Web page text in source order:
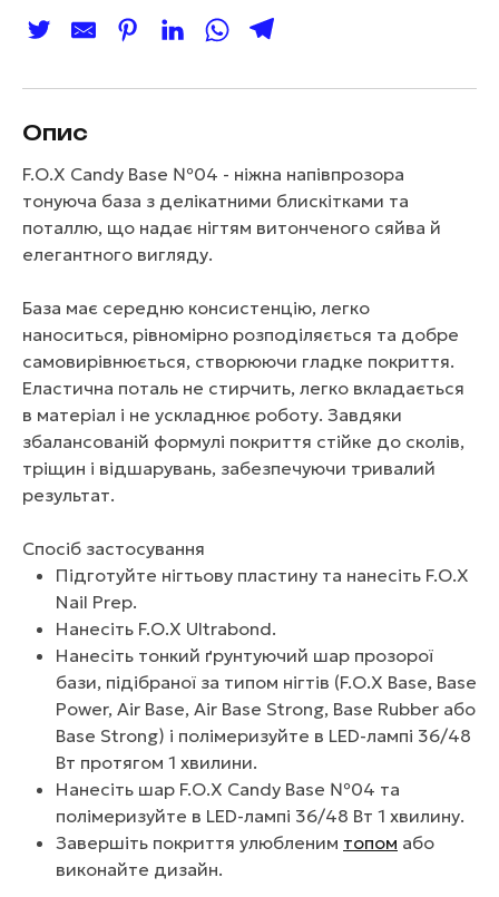
Опис
F.O.X Candy Base №04 - ніжна напівпрозора
тонуюча база з делікатними блискітками та
поталлю, що надає нігтям витонченого сяйва й
елегантного вигляду.
База має середню консистенцію, легко
наноситься, рівномірно розподіляється та добре
самовирівнюється, створюючи гладке покриття.
Еластична поталь не стирчить, легко вкладається
в матеріал і не ускладнює роботу. Завдяки
збалансованій формулі покриття стійке до сколів,
тріщин і відшарувань, забезпечуючи тривалий
результат.
Спосіб застосування
Підготуйте нігтьову пластину та нанесіть F.O.X
Nail Prep.
Нанесіть F.O.X Ultrabond.
Нанесіть тонкий ґрунтуючий шар прозорої
бази, підібраної за типом нігтів (F.O.X Base, Base
Power, Air Base, Air Base Strong, Base Rubber або
Base Strong) і полімеризуйте в LED-лампі 36/48
Вт протягом 1 хвилини.
Нанесіть шар F.O.X Candy Base №04 та
полімеризуйте в LED-лампі 36/48 Вт 1 хвилину.
Завершіть покриття улюбленим топом або
виконайте дизайн.